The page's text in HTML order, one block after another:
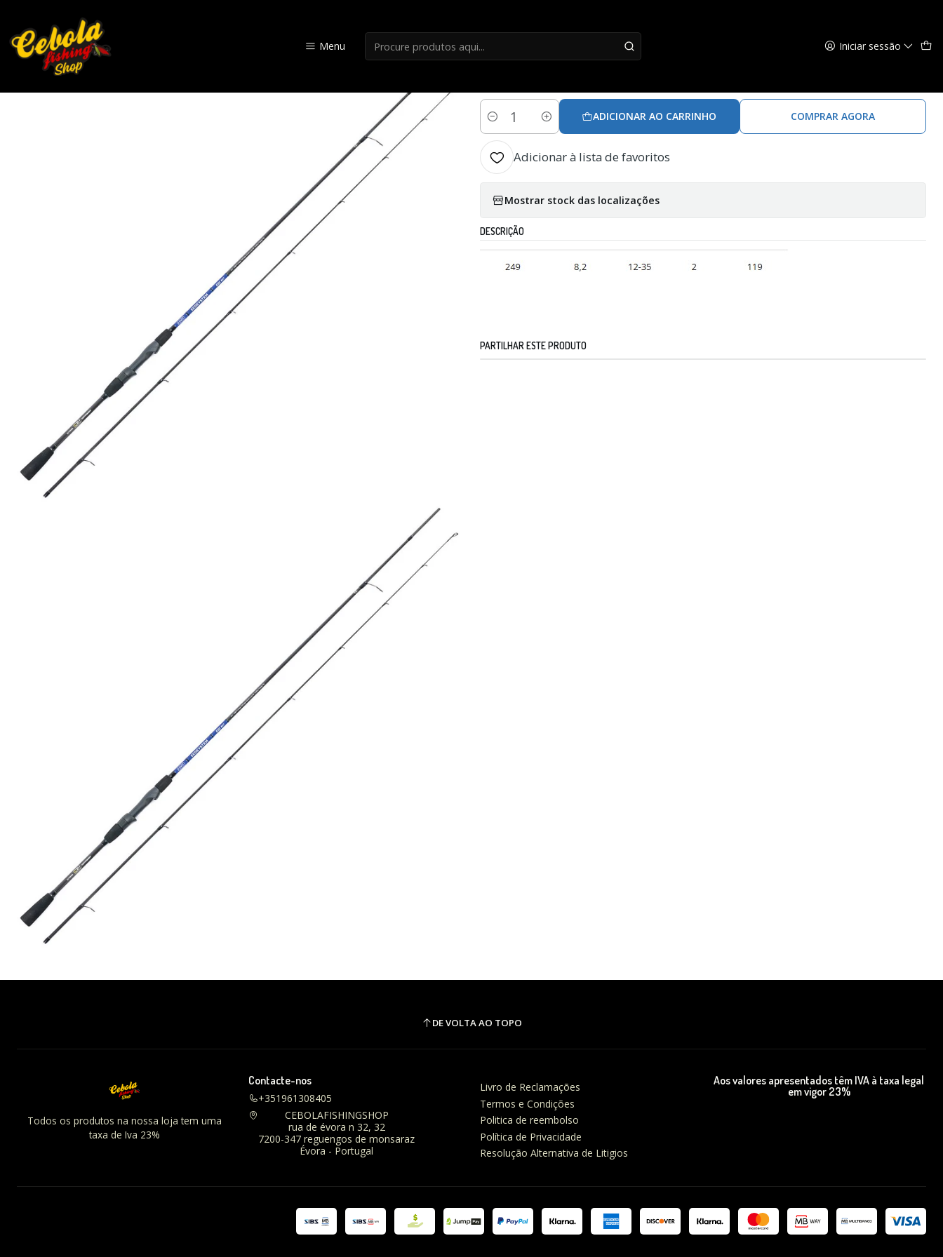
Menu Iniciar sessão
|
Quantidade
ADICIONAR AO CARRINHO COMPRAR AGORA
Adicionar à lista de favoritos
Mostrar stock das localizações
DESCRIÇÃO
PARTILHAR ESTE PRODUTO
DE VOLTA AO TOPO
Todos os produtos na nossa loja tem uma
taxa de Iva 23%
Contacte-nos
+351961308405
CEBOLAFISHINGSHOP
rua de évora n 32, 32
7200-347 reguengos de monsaraz
Évora - Portugal
Livro de Reclamações
Termos e Condições
Politica de reembolso
Política de Privacidade
Resolução Alternativa de Litigios
Aos valores apresentados têm IVA à taxa legal
em vigor 23%